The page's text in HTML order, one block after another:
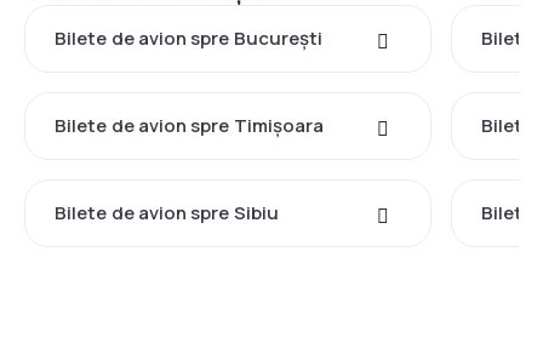
Bilete de avion spre București Bilete
Bilete de avion spre Timișoara Bilete
Bilete de avion spre Sibiu Bilete